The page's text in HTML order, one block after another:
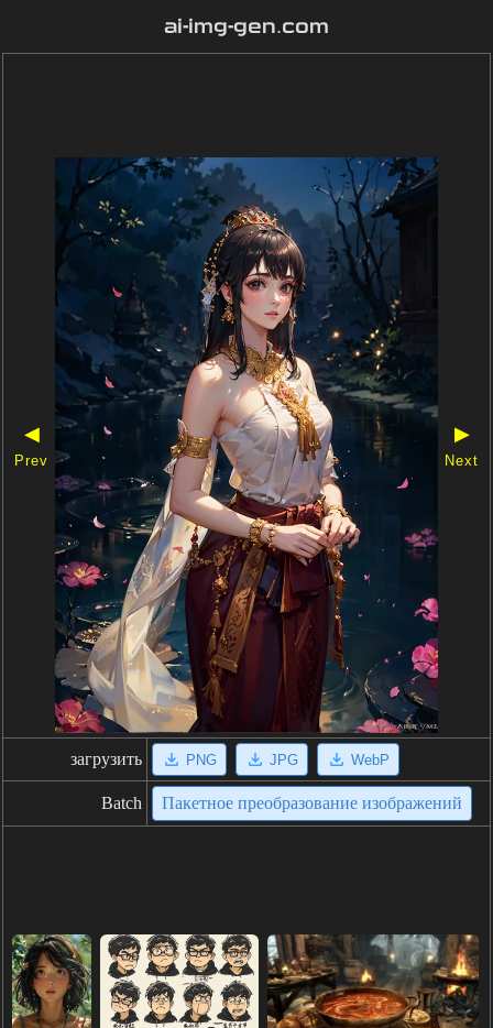
ai-img-gen.com
◀
Prev
▶
Next
загрузить PNG JPG WebP
Batch Пакетное преобразование изображений